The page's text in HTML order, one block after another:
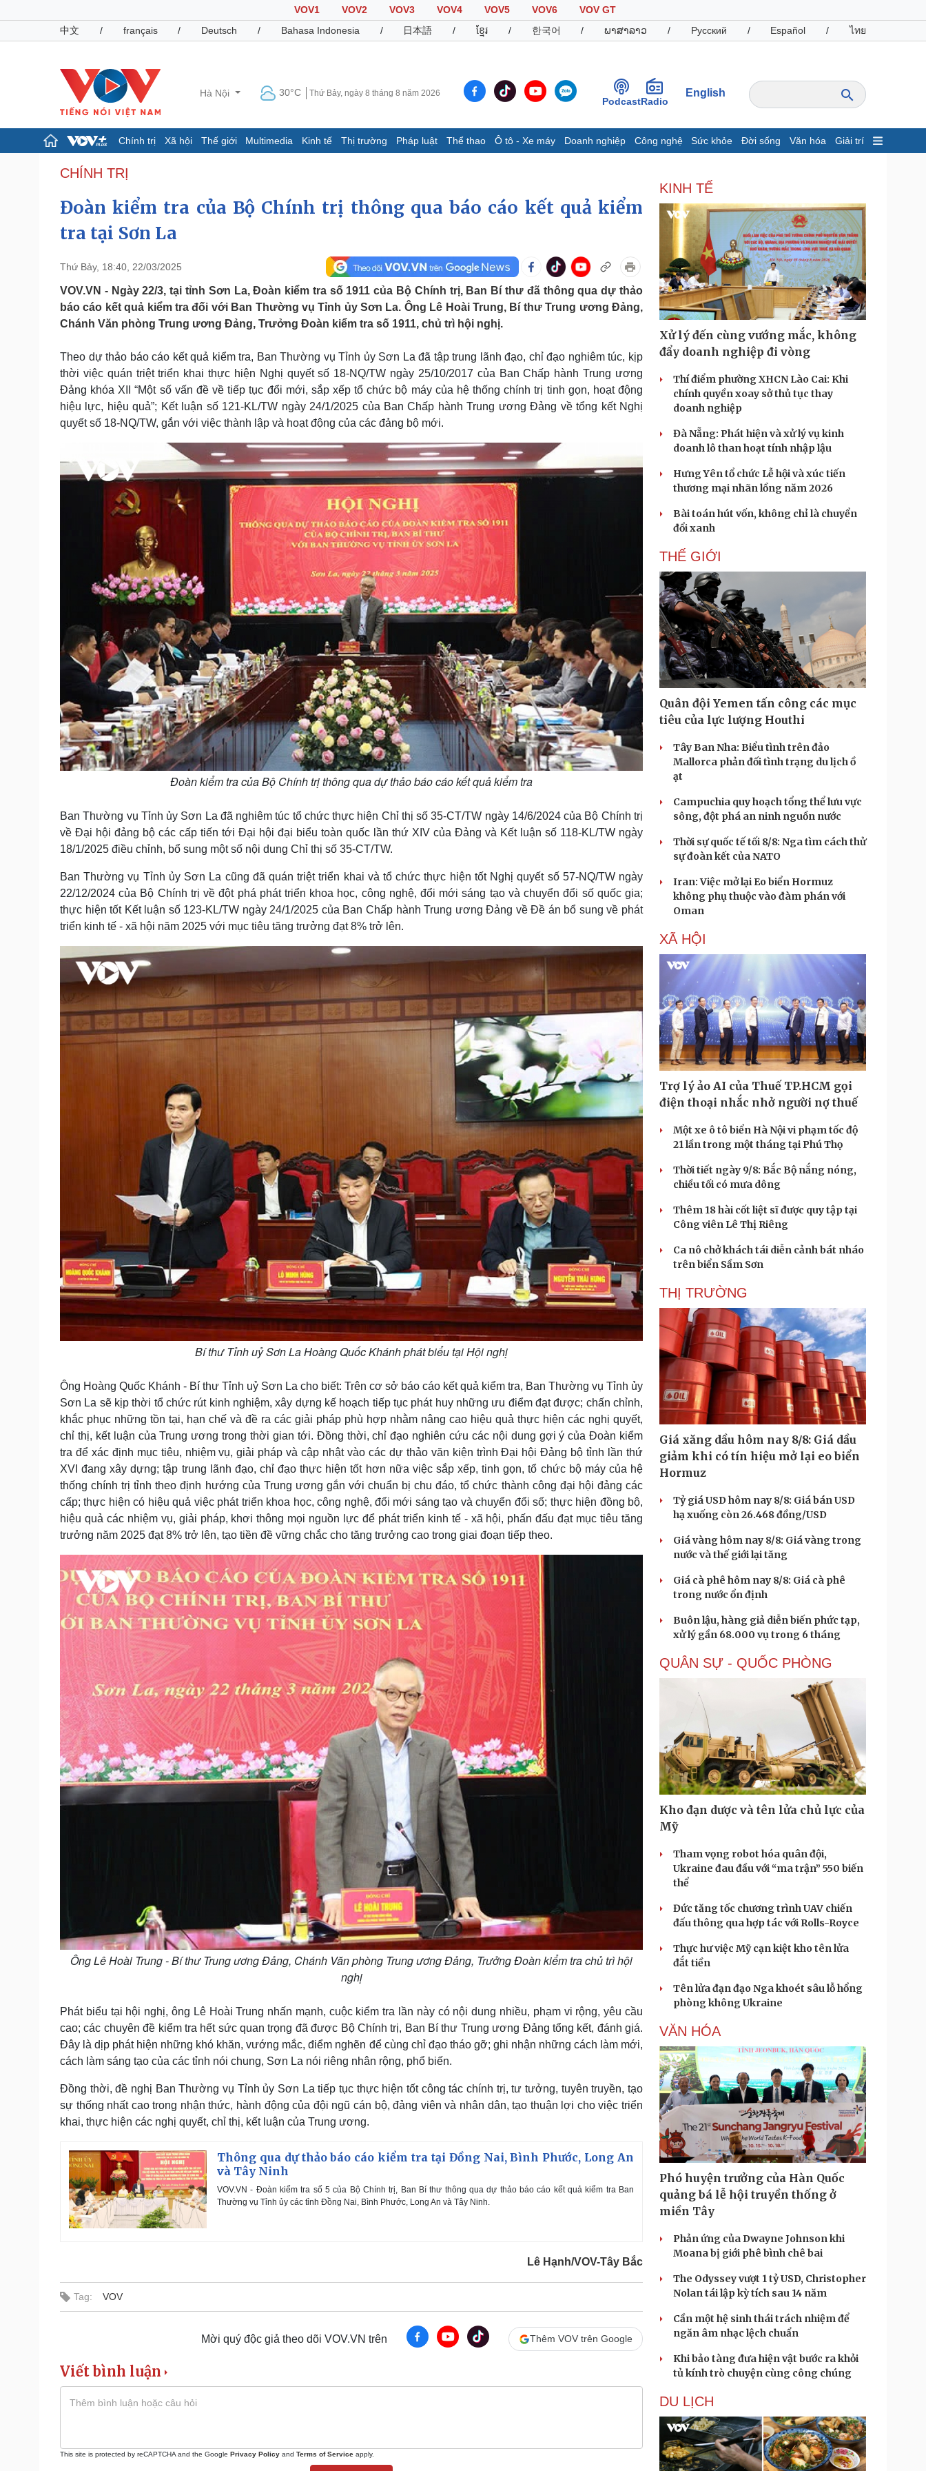
VOV1 VOV2 VOV3 VOV4 VOV5 VOV6
VOV GT
中文
/ français / Deutsch / Bahasa Indonesia / 日本語 / ខ្មែរ / 한국어 / ພາສາລາວ / Русский / Español / ไทย
Hà Nội 30°C Thứ Bảy, ngày 8 tháng 8 năm 2026
PodcastRadio
English
Chính trị Xã hội Thế giới Multimedia Kinh tế Thị trường Pháp luật Thể thao Ô tô - Xe máy Doanh nghiệp Công nghệ Sức khỏe Đời sống Văn hóa Giải trí
Chính trị
Tổ chức nhân sự
Quốc hội
Nhận diện sự thật
Dự báo thời tiết
Giáo dục
Cuộc sống đó đây
Hồ sơ
Ảnh
E-Magazine
Bất động sản
Khởi nghiệp
Tiêu dùng
Tỷ giá
Chứng khoán
Giá cà phê
Pháp luật
Vụ án
Tin nóng
Tư vấn luật
Quân sự - Quốc phòng
Vũ khí
Việt Nam
Phân tích
Thể thao
Bóng đá
Lịch thi đấu bóng đá
Thế giới thể thao
Hậu trường
Ô tô - Xe máy
Ô tô
Xe máy
Tư vấn
Doanh nghiệp
Thông tin doanh nghiệp
Doanh nghiệp 24h
Doanh nhân
Vì cộng đồng
Công nghệ
Sành điệu
Tin Công nghệ
Trải nghiệm
Chuyển đổi số
Sức khỏe
Dinh dưỡng - món ngon
Cây thuốc
Sản phụ khoa
Nam khoa
Làm đẹp - giảm cân
Phòng mạch online
Ăn sạch sống khỏe
Đời sống
Nhà đẹp
Blog
Tình yêu - Gia đình
Văn hóa
Sân khấu - Điện ảnh
Văn học
Di sản
Giải trí
Nghệ sĩ
Du lịch
Tư vấn
Podcast
Câu chuyện thời sự
Cửa sổ tình yêu
Kể chuyện cho bé
CHÍNH TRỊ
Đoàn kiểm tra của Bộ Chính trị thông qua báo cáo kết quả kiểm
tra tại Sơn La
Thứ Bảy, 18:40, 22/03/2025
VOV.VN - Ngày 22/3, tại tỉnh Sơn La, Đoàn kiểm tra số 1911 của Bộ Chính trị, Ban Bí thư đã thông qua dự thảo
báo cáo kết quả kiểm tra đối với Ban Thường vụ Tỉnh ủy Sơn La. Ông Lê Hoài Trung, Bí thư Trung ương Đảng,
Chánh Văn phòng Trung ương Đảng, Trưởng Đoàn kiểm tra số 1911, chủ trì hội nghị.
Theo dự thảo báo cáo kết quả kiểm tra, Ban Thường vụ Tỉnh ủy Sơn La đã tập trung lãnh đạo, chỉ đạo nghiêm túc, kịp
thời việc quán triệt triển khai thực hiện Nghị quyết số 18-NQ/TW ngày 25/10/2017 của Ban Chấp hành Trung ương
Đảng khóa XII “Một số vấn đề về tiếp tục đổi mới, sắp xếp tổ chức bộ máy của hệ thống chính trị tinh gọn, hoạt động
hiệu lực, hiệu quả”; Kết luận số 121-KL/TW ngày 24/1/2025 của Ban Chấp hành Trung ương Đảng về tổng kết Nghị
quyết số 18-NQ/TW, gắn với việc thành lập và hoạt động của các đảng bộ mới.
Đoàn kiểm tra của Bộ Chính trị thông qua dự thảo báo cáo kết quả kiểm tra
Ban Thường vụ Tỉnh ủy Sơn La đã nghiêm túc tổ chức thực hiện Chỉ thị số 35-CT/TW ngày 14/6/2024 của Bộ Chính trị
về Đại hội đảng bộ các cấp tiến tới Đại hội đại biểu toàn quốc lần thứ XIV của Đảng và Kết luận số 118-KL/TW ngày
18/1/2025 điều chỉnh, bổ sung một số nội dung Chỉ thị số 35-CT/TW.
Ban Thường vụ Tỉnh ủy Sơn La cũng đã quán triệt triển khai và tổ chức thực hiện tốt Nghị quyết số 57-NQ/TW ngày
22/12/2024 của Bộ Chính trị về đột phá phát triển khoa học, công nghệ, đổi mới sáng tạo và chuyển đổi số quốc gia;
thực hiện tốt Kết luận số 123-KL/TW ngày 24/1/2025 của Ban Chấp hành Trung ương Đảng về Đề án bổ sung về phát
triển kinh tế - xã hội năm 2025 với mục tiêu tăng trưởng đạt 8% trở lên.
Bí thư Tỉnh uỷ Sơn La Hoàng Quốc Khánh phát biểu tại Hội nghị
Ông Hoàng Quốc Khánh - Bí thư Tỉnh uỷ Sơn La cho biết: Trên cơ sở báo cáo kết quả kiểm tra, Ban Thường vụ Tỉnh ủy
Sơn La sẽ kịp thời tổ chức rút kinh nghiệm, xây dựng kế hoạch tiếp tục phát huy những ưu điểm đạt được; chấn chỉnh,
khắc phục những tồn tại, hạn chế và đề ra các giải pháp phù hợp nhằm nâng cao hiệu quả thực hiện các nghị quyết,
chỉ thị, kết luận của Trung ương trong thời gian tới. Đồng thời, chỉ đạo nghiên cứu các nội dung gợi ý của Đoàn kiểm
tra để xác định mục tiêu, nhiệm vụ, giải pháp và cập nhật vào các dự thảo văn kiện trình Đại hội Đảng bộ tỉnh lần thứ
XVI đang xây dựng; tập trung lãnh đạo, chỉ đạo thực hiện tốt hơn nữa việc sắp xếp, tinh gọn, tổ chức bộ máy của hệ
thống chính trị tỉnh theo định hướng của Trung ương gắn với chuẩn bị chu đáo, tổ chức thành công đại hội đảng các
cấp; thực hiện có hiệu quả việc phát triển khoa học, công nghệ, đổi mới sáng tạo và chuyển đổi số; thực hiện đồng bộ,
hiệu quả các nhiệm vụ, giải pháp, khơi thông mọi nguồn lực để phát triển kinh tế - xã hội, phấn đấu đạt mục tiêu tăng
trưởng năm 2025 đạt 8% trở lên, tạo tiền đề vững chắc cho tăng trưởng cao trong giai đoạn tiếp theo.
Ông Lê Hoài Trung - Bí thư Trung ương Đảng, Chánh Văn phòng Trung ương Đảng, Trưởng Đoàn kiểm tra chủ trì hội
nghị
Phát biểu tại hội nghị, ông Lê Hoài Trung nhấn mạnh, cuộc kiểm tra lần này có nội dung nhiều, phạm vi rộng, yêu cầu
cao; các chuyên đề kiểm tra hết sức quan trọng đã được Bộ Chính trị, Ban Bí thư Trung ương Đảng tổng kết, đánh giá.
Đây là dịp phát hiện những khó khăn, vướng mắc, điểm nghẽn để cùng chỉ đạo tháo gỡ; ghi nhận những cách làm mới,
cách làm sáng tạo của các tỉnh nói chung, Sơn La nói riêng nhân rộng, phổ biến.
Đồng thời, đề nghị Ban Thường vụ Tỉnh ủy Sơn La tiếp tục thực hiện tốt công tác chính trị, tư tưởng, tuyên truyền, tạo
sự thống nhất cao trong nhận thức, hành động của đội ngũ cán bộ, đảng viên và nhân dân, tạo thuận lợi cho việc triển
khai, thực hiện các nghị quyết, chỉ thị, kết luận của Trung ương.
Thông qua dự thảo báo cáo kiểm tra tại Đồng Nai, Bình Phước, Long An
và Tây Ninh
VOV.VN - Đoàn kiểm tra số 5 của Bộ Chính trị, Ban Bí thư thông qua dự thảo báo cáo kết quả kiểm tra Ban
Thường vụ Tỉnh ủy các tỉnh Đồng Nai, Bình Phước, Long An và Tây Ninh.
Lê Hạnh/VOV-Tây Bắc
Tag: VOV
Mời quý độc giả theo dõi VOV.VN trên Thêm VOV trên Google
Viết bình luận
This site is protected by reCAPTCHA and the Google Privacy Policy and Terms of Service apply.
KINH TẾ
Xử lý đến cùng vướng mắc, không
đẩy doanh nghiệp đi vòng
Thí điểm phường XHCN Lào Cai: Khi
chính quyền xoay sở thủ tục thay
doanh nghiệp
Đà Nẵng: Phát hiện và xử lý vụ kinh
doanh lô than hoạt tính nhập lậu
Hưng Yên tổ chức Lễ hội và xúc tiến
thương mại nhãn lồng năm 2026
Bài toán hút vốn, không chỉ là chuyển
đổi xanh
THẾ GIỚI
Quân đội Yemen tấn công các mục
tiêu của lực lượng Houthi
Tây Ban Nha: Biểu tình trên đảo
Mallorca phản đối tình trạng du lịch ồ
ạt
Campuchia quy hoạch tổng thể lưu vực
sông, đột phá an ninh nguồn nước
Thời sự quốc tế tối 8/8: Nga tìm cách thử
sự đoàn kết của NATO
Iran: Việc mở lại Eo biển Hormuz
không phụ thuộc vào đàm phán với
Oman
XÃ HỘI
Trợ lý ảo AI của Thuế TP.HCM gọi
điện thoại nhắc nhở người nợ thuế
Một xe ô tô biển Hà Nội vi phạm tốc độ
21 lần trong một tháng tại Phú Thọ
Thời tiết ngày 9/8: Bắc Bộ nắng nóng,
chiều tối có mưa dông
Thêm 18 hài cốt liệt sĩ được quy tập tại
Công viên Lê Thị Riêng
Ca nô chở khách tái diễn cảnh bát nháo
trên biển Sầm Sơn
THỊ TRƯỜNG
Giá xăng dầu hôm nay 8/8: Giá dầu
giảm khi có tín hiệu mở lại eo biển
Hormuz
Tỷ giá USD hôm nay 8/8: Giá bán USD
hạ xuống còn 26.468 đồng/USD
Giá vàng hôm nay 8/8: Giá vàng trong
nước và thế giới lại tăng
Giá cà phê hôm nay 8/8: Giá cà phê
trong nước ổn định
Buôn lậu, hàng giả diễn biến phức tạp,
xử lý gần 68.000 vụ trong 6 tháng
QUÂN SỰ - QUỐC PHÒNG
Kho đạn dược và tên lửa chủ lực của
Mỹ
Tham vọng robot hóa quân đội,
Ukraine đau đầu với “ma trận” 550 biến
thể
Đức tăng tốc chương trình UAV chiến
đấu thông qua hợp tác với Rolls-Royce
Thực hư việc Mỹ cạn kiệt kho tên lửa
đắt tiền
Tên lửa đạn đạo Nga khoét sâu lỗ hổng
phòng không Ukraine
VĂN HÓA
Phó huyện trưởng của Hàn Quốc
quảng bá lễ hội truyền thống ở
miền Tây
Phản ứng của Dwayne Johnson khi
Moana bị giới phê bình chê bai
The Odyssey vượt 1 tỷ USD, Christopher
Nolan tái lập kỳ tích sau 14 năm
Cần một hệ sinh thái trách nhiệm để
ngăn âm nhạc lệch chuẩn
Khi bảo tàng đưa hiện vật bước ra khỏi
tủ kính trò chuyện cùng công chúng
DU LỊCH